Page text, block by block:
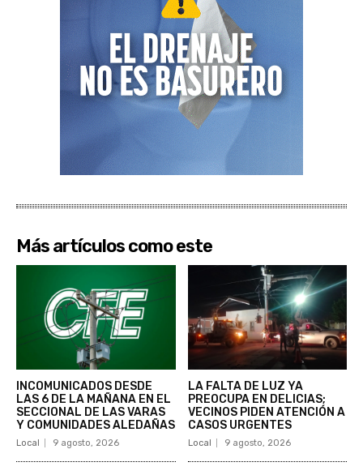
Más artículos como este
INCOMUNICADOS DESDE
LAS 6 DE LA MAÑANA EN EL
SECCIONAL DE LAS VARAS
Y COMUNIDADES ALEDAÑAS
Local 9 agosto, 2026
LA FALTA DE LUZ YA
PREOCUPA EN DELICIAS;
VECINOS PIDEN ATENCIÓN A
CASOS URGENTES
Local 9 agosto, 2026